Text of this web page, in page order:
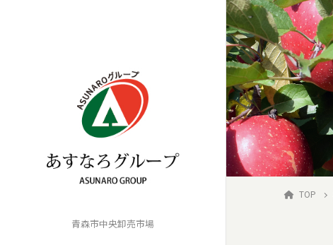
青森市中央卸売市場
TOP